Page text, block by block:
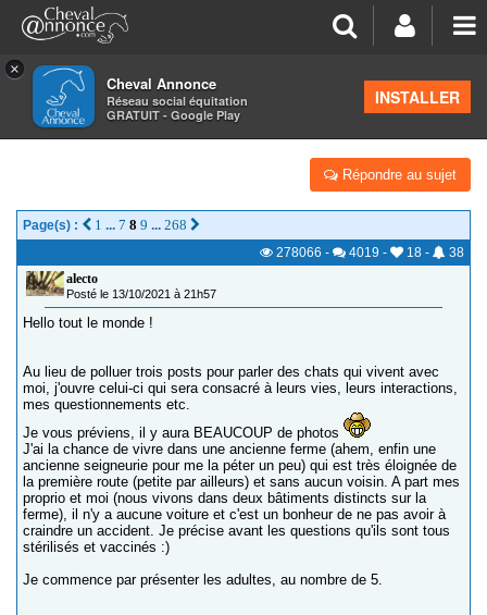
×
Cheval Annonce
Réseau social équitation
GRATUIT - Google Play
INSTALLER
>Salon de thé
LA TROUPE FÉLINE ! P267 : PHOTOS PHOTOS :)
Répondre au sujet
Page(s) : 1 ... 7 8 9 ... 268
278066 - 4019 - 18 -
38
alecto
Posté le 13/10/2021 à 21h57
Hello tout le monde !
Au lieu de polluer trois posts pour parler des chats qui vivent avec
moi, j'ouvre celui-ci qui sera consacré à leurs vies, leurs interactions,
mes questionnements etc.
Je vous préviens, il y aura BEAUCOUP de photos
J'ai la chance de vivre dans une ancienne ferme (ahem, enfin une
ancienne seigneurie pour me la péter un peu) qui est très éloignée de
la première route (petite par ailleurs) et sans aucun voisin. A part mes
proprio et moi (nous vivons dans deux bâtiments distincts sur la
ferme), il n'y a aucune voiture et c'est un bonheur de ne pas avoir à
craindre un accident. Je précise avant les questions qu'ils sont tous
stérilisés et vaccinés :)
Je commence par présenter les adultes, au nombre de 5.